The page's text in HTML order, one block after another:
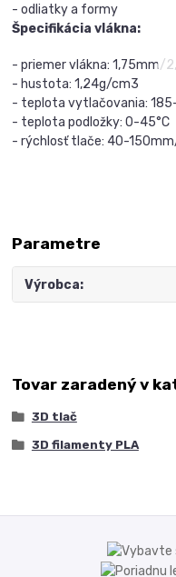
- odliatky a formy
Špecifikácia vlákna:
- priemer vlákna: 1,75mm/
- hustota: 1,24g/cm3
- teplota vytlačovania:
- teplota podložky: 0-45°C
- rýchlosť tlače: 40-
Parametre
Výrobca
Tovar zaradený v
3D tlač
3D filamenty PLA